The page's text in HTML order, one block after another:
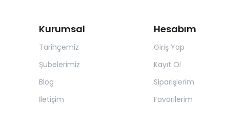
Kurumsal
Tarihçemiz
Şubelerimiz
Blog
İletişim
Hesabım
Giriş Yap
Kayıt Ol
Siparişlerim
Favorilerim